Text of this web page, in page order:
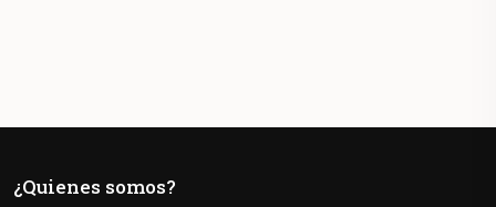
¿Quienes somos?